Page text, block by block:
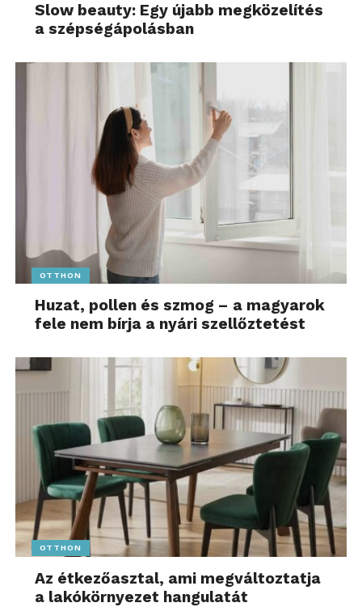
Slow beauty: Egy újabb megközelítés
a szépségápolásban
OTTHON
Huzat, pollen és szmog – a magyarok
fele nem bírja a nyári szellőztetést
OTTHON
Az étkezőasztal, ami megváltoztatja
a lakókörnyezet hangulatát